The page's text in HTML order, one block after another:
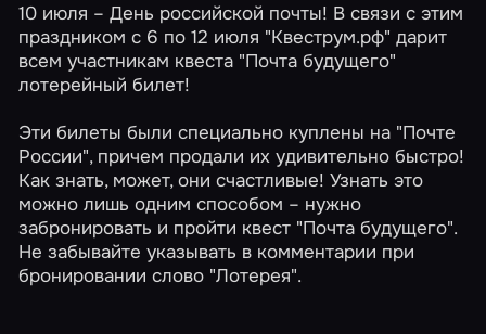
10 июля – День российской почты! В связи с этим
праздником с 6 по 12 июля "Квеструм.рф" дарит
всем участникам квеста "Почта будущего"
лотерейный билет!
Эти билеты были специально куплены на "Почте
России", причем продали их удивительно быстро!
Как знать, может, они счастливые! Узнать это
можно лишь одним способом – нужно
забронировать и пройти квест "Почта будущего".
Не забывайте указывать в комментарии при
бронировании слово "Лотерея".